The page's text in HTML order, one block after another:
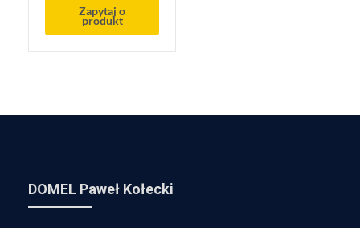
Zapytaj o
produkt
DOMEL Paweł Kołecki